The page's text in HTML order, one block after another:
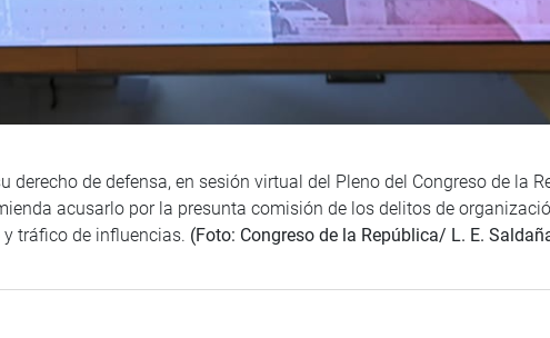
derecho de defensa, en sesión virtual del Pleno del Congreso de la
acusarlo por la presunta comisión de los delitos de
tráfico de influencias. (Foto: Congreso de la República/ L. E.